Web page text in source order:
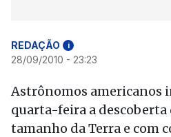
REDAÇÃO i
28/09/2010 - 23:23
Astrônomos americanos
quarta-feira a
tamanho da Terra e com